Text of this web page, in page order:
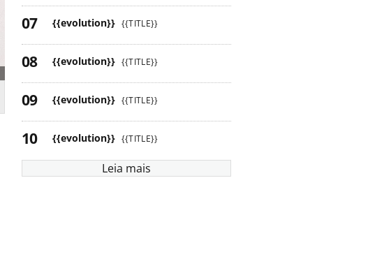
{{evolution}} {{TITLE}}
{{evolution}} {{TITLE}}
{{evolution}} {{TITLE}}
{{evolution}} {{TITLE}}
Leia mais